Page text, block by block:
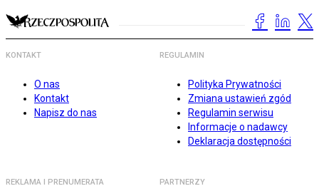
KONTAKT
O nas
Kontakt
Napisz do nas
REGULAMIN
Polityka Prywatności
Zmiana ustawień zgód
Regulamin serwisu
Informacje o nadawcy
Deklaracja dostępności
REKLAMA I PRENUMERATA PARTNERZY